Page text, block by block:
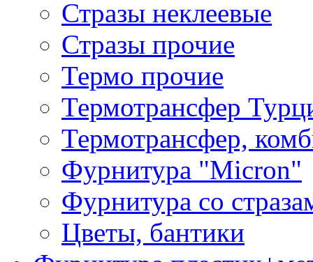
Стразы неклеевые
Стразы прочие
Термо прочие
Термотрансфер
Термотрансфер,
Фурнитура "Micron"
Фурнитура со
Цветы, бантики